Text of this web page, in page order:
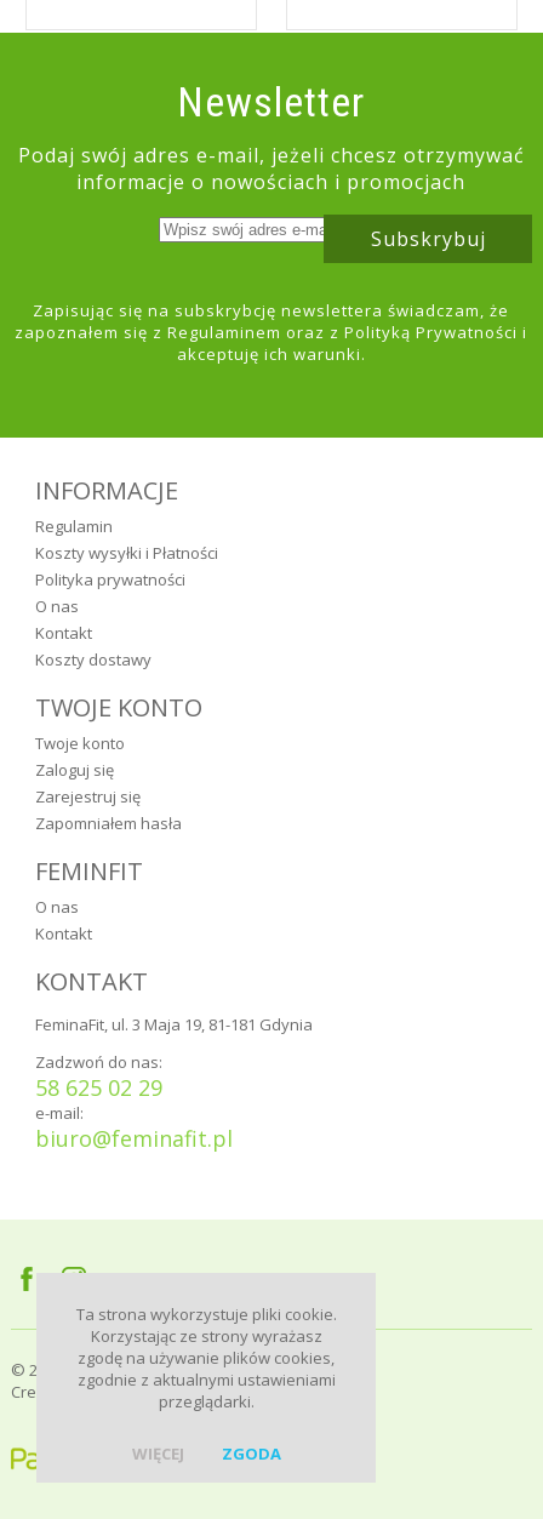
Newsletter
Podaj swój adres e-mail, jeżeli chcesz otrzymywać
informacje o nowościach i promocjach
Subskrybuj
Zapisując się na subskrybcję newslettera świadczam, że
zapoznałem się zRegulaminem oraz zPolityką Prywatności i
akceptuję ich warunki.
INFORMACJE
Regulamin
Koszty wysyłki i Płatności
Polityka prywatności
O nas
Kontakt
Koszty dostawy
TWOJE KONTO
Twoje konto
Zaloguj się
Zarejestruj się
Zapomniałem hasła
FEMINFIT
O nas
Kontakt
KONTAKT
FeminaFit, ul. 3 Maja 19, 81-181 Gdynia
Zadzwoń do nas:
58 625 02 29
e-mail:
biuro@feminafit.pl
© 2016-2026 Femina Fit |Polityka prywatności
Created byWebProjekt
Ta strona wykorzystuje pliki cookie.
Korzystając ze strony wyrażasz
zgodę na używanie plików cookies,
zgodnie z aktualnymi ustawieniami
przeglądarki.
WIĘCEJ ZGODA